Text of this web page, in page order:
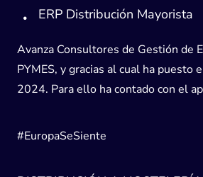
ERP Distribución Mayorista
Avanza Consultores de Gestión de
PYMES, y gracias al cual ha
2024. Para ello ha contado con el
#EuropaSeSiente